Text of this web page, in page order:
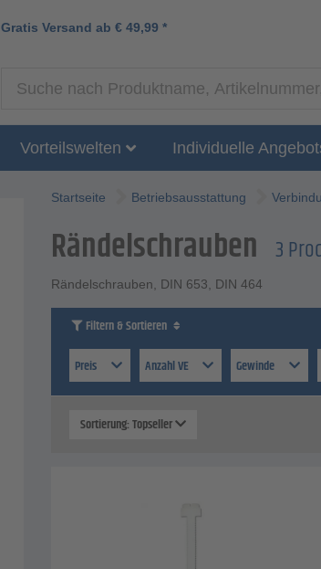
Gratis Versand ab € 49,99 *
Vorteilswelten Individuelle
Startseite Betriebsausstattung
Rändelschrauben 3
Rändelschrauben, DIN 653, DIN 464
Filtern & Sortieren
Preis
Anzahl VE Gewinde
Sortierung: Topseller